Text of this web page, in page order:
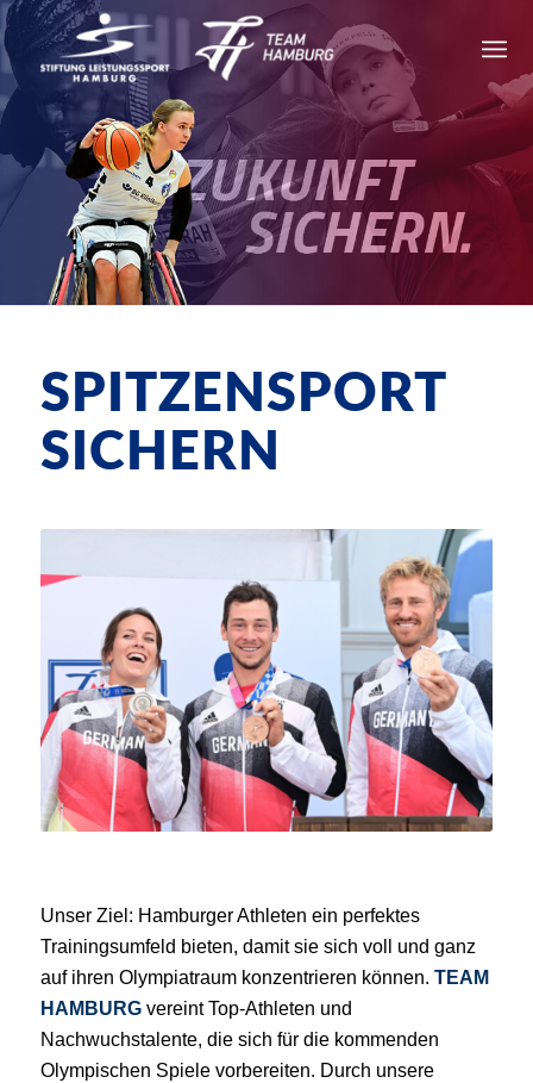
SPITZENSPORT
SICHERN
Unser Ziel: Hamburger Athleten ein perfektes
Trainingsumfeld bieten, damit sie sich voll und ganz
auf ihren Olympiatraum konzentrieren können. TEAM
HAMBURGvereint Top-Athleten und
Nachwuchstalente, die sich für die kommenden
Olympischen Spiele vorbereiten. Durch unsere